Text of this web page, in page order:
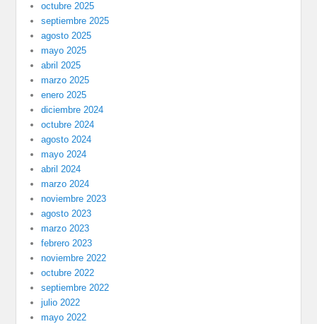
octubre 2025
septiembre 2025
agosto 2025
mayo 2025
abril 2025
marzo 2025
enero 2025
diciembre 2024
octubre 2024
agosto 2024
mayo 2024
abril 2024
marzo 2024
noviembre 2023
agosto 2023
marzo 2023
febrero 2023
noviembre 2022
octubre 2022
septiembre 2022
julio 2022
mayo 2022